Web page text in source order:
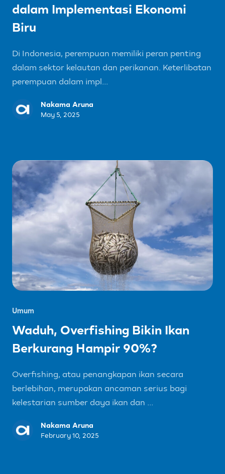
dalam Implementasi Ekonomi
Biru
Di Indonesia, perempuan memiliki peran penting
dalam sektor kelautan dan perikanan. Keterlibatan
perempuan dalam impl...
Nakama Aruna
May 5, 2025
Umum
Waduh, Overfishing Bikin Ikan
Berkurang Hampir 90%?
Overfishing, atau penangkapan ikan secara
berlebihan, merupakan ancaman serius bagi
kelestarian sumber daya ikan dan ...
Nakama Aruna
February 10, 2025